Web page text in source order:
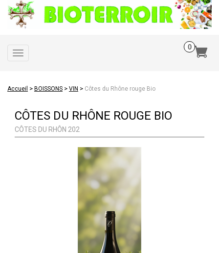
Toggle
navigation
Accueil > BOISSONS > VIN > Côtes du Rhône rouge Bio
CÔTES DU RHÔNE ROUGE BIO
CÔTES DU RHÔN 202